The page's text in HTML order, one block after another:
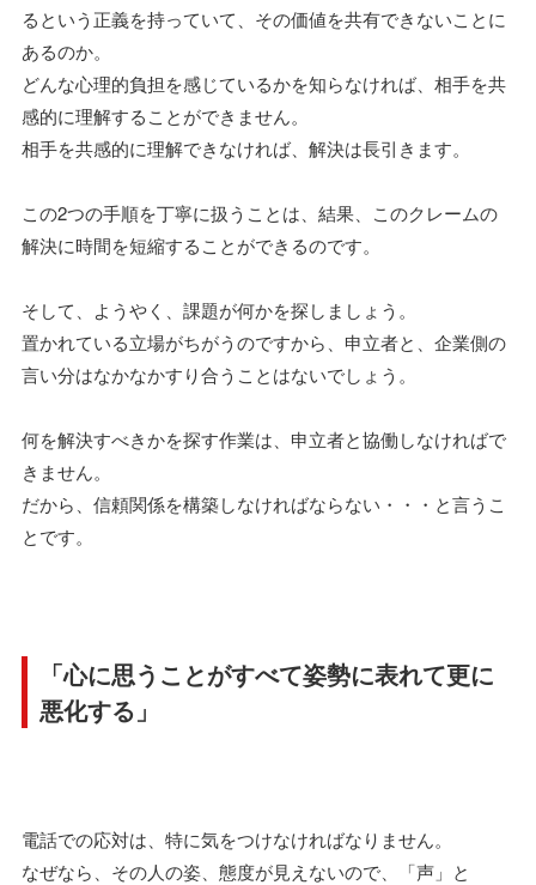
るという正義を持っていて、その価値を共有できないことに
あるのか。
どんな心理的負担を感じているかを知らなければ、相手を共
感的に理解することができません。
相手を共感的に理解できなければ、解決は長引きます。
この2つの手順を丁寧に扱うことは、結果、このクレームの
解決に時間を短縮することができるのです。
そして、ようやく、課題が何かを探しましょう。
置かれている立場がちがうのですから、申立者と、企業側の
言い分はなかなかすり合うことはないでしょう。
何を解決すべきかを探す作業は、申立者と協働しなければで
きません。
だから、信頼関係を構築しなければならない・・・と言うこ
とです。
「心に思うことがすべて姿勢に表れて更に
悪化する」
電話での応対は、特に気をつけなければなりません。
なぜなら、その人の姿、態度が見えないので、「声」と